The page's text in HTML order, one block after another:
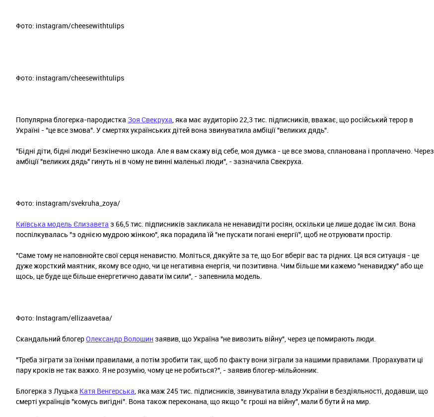
Фото: instagram/cheesewithtulips
Фото: instagram/cheesewithtulips
Популярна блогерка-пародистка Зоя Свекруха, яка має аудиторію 22,3 тис. підписників, вважає, що російський терор в
Україні - "це все змова". У смертях українських дітей вона звинуватила амбіції "великих дядь".
"Бідні діти, бідні люди! Безкінечно шкода. Але я вам скажу від себе, моя думка - це все змова, спланована і проплачено. Через
амбіції "великих дядь" гинуть ні в чому не винні маленькі люди", - зазначила Свекруха.
Фото: instagram/svekruha_zoya/
Київська модель Єлизавета з 66,5 тис. підписників закликала не ненавидіти росіян, оскільки це лише додає їм сил. Вона
поспілкувалась "з однією мудрою жінкою", яка порадила їй "не пускати погані енергії", щоб не отруювати простір.
"Саме тому не наповнюйте свої серця ненавистю. Моліться, дякуйте за те, що Бог вберіг вас та рідних. Ця вся ситуація - це
дуже жорсткий маятник, якому все одно, чи це негативна енергія, чи позитивна. Чим більше ми кажемо "ненавиджу" або ще
щось, це буде ще більше енергетично давати їм сили", - запевнила модель.
Фото: Instagram/ellizaavetaa/
Скандальний блогерОлександр Волошин заявив, що Україна "не вивозить війну", через це помирають люди.
"Треба зіграти за їхніми правилами, а потім зробити так, щоб по факту вони зіграли за нашими правилами. Прорахувати ці
пару кроків не так важко. Я не розумію, чому це не робиться?", - заявив блогер-мільйонник.
Блогерка з Луцька Катя Венгерська, яка маж 245 тис. підписників, звинуватила владу України в бездіяльності, додавши, що
смерті українців "комусь вигідні". Вона також переконана, що якщо "є гроші на війну", мали б бути й на мир.